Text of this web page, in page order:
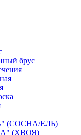
брус
(СОСНА/ЕЛЬ)
"А" (ХВОЯ)